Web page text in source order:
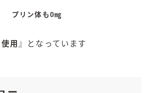
プリン体も0㎎
用』となっています